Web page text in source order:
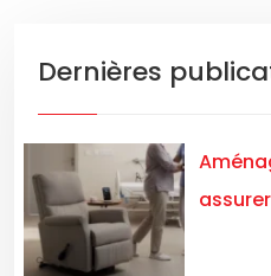
Dernières